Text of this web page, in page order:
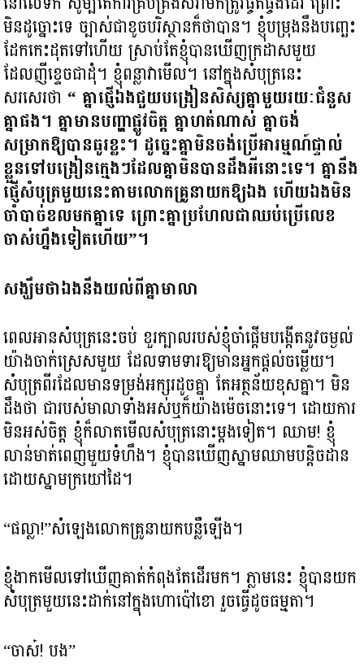
មិនដូច្នោះទេ ច្បាស់ជាខូចបរិស្ថានក៏ថាបាន។ ខ្ញុំបម្រុងនឹងបញ្ឆេះ
ដែកកេះដុតទៅហើយ ស្រាប់តែខ្ញុំបានឃើញក្រដាសមួយ
ដែលញីខ្ទេចជាដុំ។ ខ្ញុំពន្លាវាមើល។ នៅក្នុងសំបុត្រនេះ
សរសេរថា “ គ្នាផ្ញើឯងជួយបង្រៀនសិស្សគ្នាមួយរយៈជំនួស
គ្នាផង។ គ្នាមានបញ្ហាផ្លូវចិត្ត គ្នាហត់ណាស់ គ្នាចង់
សម្រាកឱ្យបានធូរខ្លះ។ ដូច្នេះគ្នាមិនចង់ប្រើអារម្មណ៍ផ្ទាល់
ខ្លួនទៅបង្រៀនក្មេងៗដែលគ្នាមិនបានដឹងអីនោះទេ។ គ្នានឹង
ផ្ញើសំបុត្រមួយនេះតាមលោកគ្រូនាយកឱ្យឯង ហើយឯងមិន
ចាំបាច់ខលមកគ្នាទេ ព្រោះគ្នាប្រហែលជាឈប់ប្រើលេខ
ចាស់ហ្នឹងទៀតហើយ”។
សង្ឃឹមថាឯងនឹងយល់ពីគ្នាមាលា
ពេលអានសំបុត្រនេះចប់ ខួរក្បាលរបស់ខ្ញុំចាំផ្តើមបង្កើតនូវចម្ងល់
យ៉ាងចាក់ស្រេសមួយ ដែលទាមទារឱ្យមានអ្នកផ្តល់ចម្លើយ។
សំបុត្រពីរដែលមានទម្រង់អក្សរដូចគ្នា តែអត្ថន័យខុសគ្នា។ មិន
ដឹងថា ជារបស់មាលាទាំងអស់ឬក៏យ៉ាងម៉េចនោះទេ។ ដោយការ
មិនអស់ចិត្ត ខ្ញុំក៏លាតមើលសំបុត្រនោះម្តងទៀត។ ឈាម! ខ្ញុំ
លាន់មាត់ពេញមួយទំហឹង។ ខ្ញុំបានឃើញស្នាមឈាមបន្តិចដាន
ដោយស្នាមក្រយៅដៃ។
“ផល្លា!”​សំឡេងលោកគ្រូនាយកបន្លឺឡើង។
ខ្ញុំងាកមើលទៅឃើញគាត់កំពុងតែដើរមក។ ភ្លាមនេះ ខ្ញុំបានយក
សំបុត្រមួយនេះដាក់នៅក្នុងហោប៉ៅខោ រួចធ្វើដូចធម្មតា។
“ចាស៎! បង”